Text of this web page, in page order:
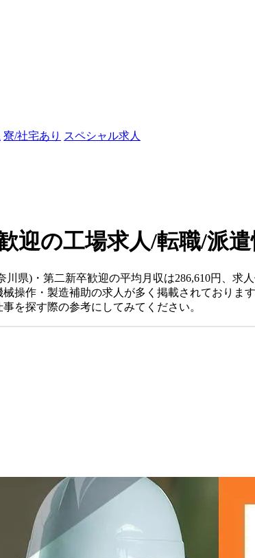
寮/社宅あり スペシャル求人
迎の工場求人/転職/派遣
県)・第二新卒歓迎の平均月収は286,610円、求
操作・製造補助の求人が多く掲載されております
を探す際の参考にしてみてください。